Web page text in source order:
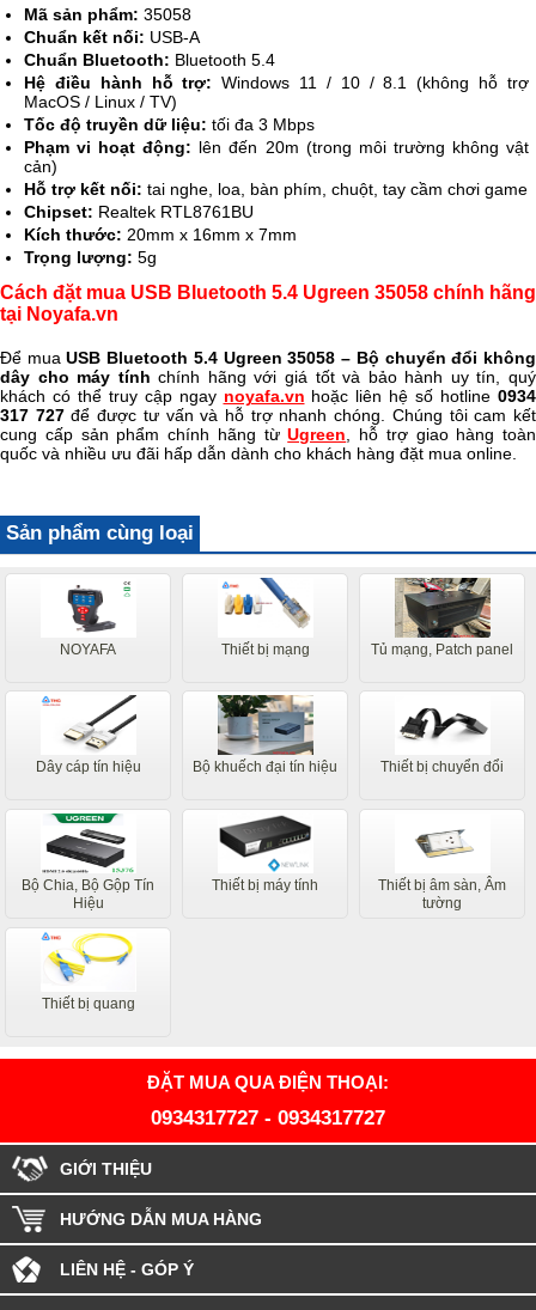
Mã sản phẩm: 35058
Chuẩn kết nối: USB-A
Chuẩn Bluetooth: Bluetooth 5.4
Hệ điều hành hỗ trợ: Windows 11 / 10 / 8.1 (không hỗ trợ
MacOS / Linux / TV)
Tốc độ truyền dữ liệu: tối đa 3 Mbps
Phạm vi hoạt động: lên đến 20m (trong môi trường không vật
cản)
Hỗ trợ kết nối: tai nghe, loa, bàn phím, chuột, tay cầm chơi game
Chipset: Realtek RTL8761BU
Kích thước: 20mm x 16mm x 7mm
Trọng lượng: 5g
Cách đặt mua USB Bluetooth 5.4 Ugreen 35058 chính hãng
tại Noyafa.vn
Để muaUSB Bluetooth 5.4 Ugreen 35058 – Bộ chuyển đổi không
dây cho máy tính chính hãng với giá tốt và bảo hành uy tín, quý
khách có thể truy cập ngay noyafa.vn hoặc liên hệ số hotline 0934
317 727để được tư vấn và hỗ trợ nhanh chóng. Chúng tôi cam kết
cung cấp sản phẩm chính hãng từUgreen , hỗ trợ giao hàng toàn
quốc và nhiều ưu đãi hấp dẫn dành cho khách hàng đặt mua online.
Sản phẩm cùng loại
NOYAFA Thiết bị mạng Tủ mạng, Patch panel
Dây cáp tín hiệu Bộ khuếch đại tín hiệu Thiết bị chuyển đổi
Bộ Chia, Bộ Gộp Tín
Hiệu
Thiết bị máy tính
Thiết bị âm sàn, Âm
tường
Thiết bị quang
ĐẶT MUA QUA ĐIỆN THOẠI:
0934317727 - 0934317727
GIỚI THIỆU
HƯỚNG DẪN MUA HÀNG
LIÊN HỆ - GÓP Ý